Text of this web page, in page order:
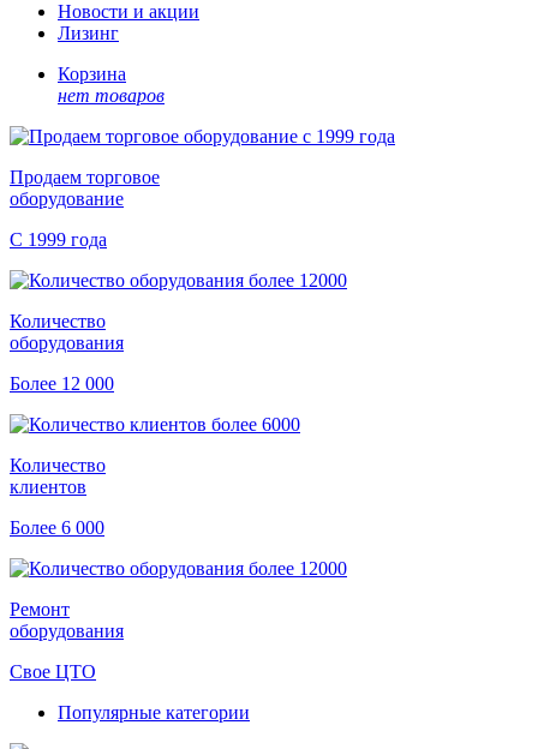
Новости и акции
Лизинг
Корзина
нет товаров
Продаем торговое
оборудование
С 1999 года
Количество
оборудования
Более 12 000
Количество
клиентов
Более 6 000
Ремонт
оборудования
Свое ЦТО
Популярные категории